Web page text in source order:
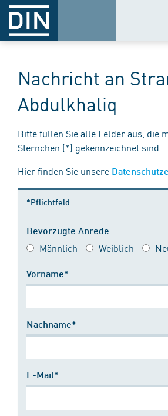
Nachricht an
Abdulkhaliq
Bitte füllen Sie alle Felder aus, die
Sternchen (*) gekennzeichnet sind.
Hier finden Sie unsere
*Pflichtfeld
Bevorzugte Anrede
Männlich Weiblich
Vorname*
Nachname*
E-Mail*